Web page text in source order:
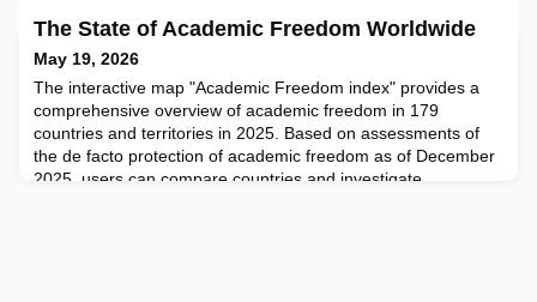
für die aktuelle Ausgabe der Zeitschrift
OrganisationsEntwicklung. Stattdessen plädieren sie für ein
erweitertes Verständnis von Organisationsentwicklung, das
der besonderen Verfasst
The State of Academic Freedom Worldwide
May 19, 2026
The interactive map "Academic Freedom index" provides a
comprehensive overview of academic freedom in 179
countries and territories in 2025. Based on assessments of
the de facto protection of academic freedom as of December
2025, users can compare countries and investigate